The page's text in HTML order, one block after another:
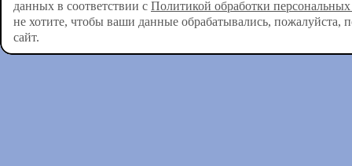
данных в соответствии с Политикой обработки
не хотите, чтобы ваши данные обрабатывались, пожалуйста,
сайт.